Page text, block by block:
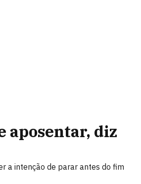
aposentar, diz
a intenção de parar antes do fim